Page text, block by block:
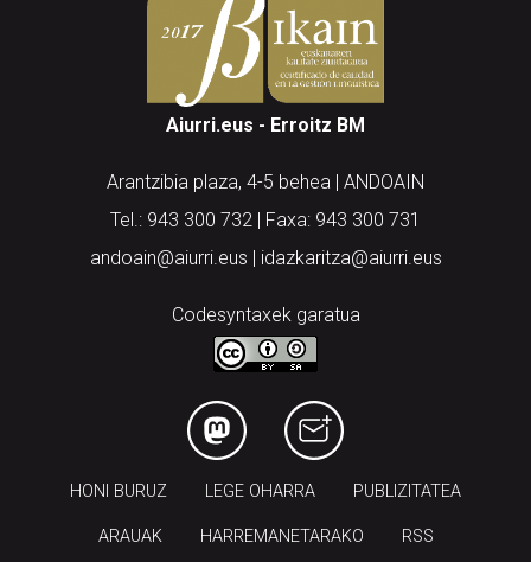
Aiurri.eus - Erroitz BM
Arantzibia plaza, 4-5 behea | ANDOAIN
Tel.: 943 300 732 | Faxa: 943 300 731
andoain@aiurri.eus | idazkaritza@aiurri.eus
Codesyntaxek garatua
HONI BURUZ LEGE OHARRA PUBLIZITATEA
ARAUAK HARREMANETARAKO RSS